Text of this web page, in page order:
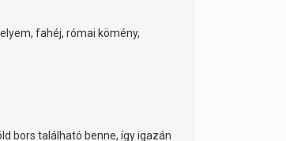
fahéj, római kömény,
bors található benne, így igazán